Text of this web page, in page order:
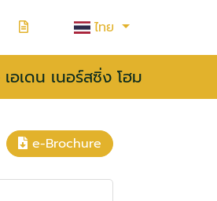
ไทย
อเดน เนอร์สซิ่ง โฮม
e-Brochure